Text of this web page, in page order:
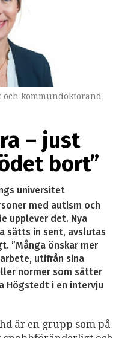
och kommundoktorand
– just
bort”
universitet
med autism och
upplever det. Nya
sätts in sent, avslutas
”Många önskar mer
utifrån sina
normer som sätter
Högstedt i en intervju
är en grupp som på